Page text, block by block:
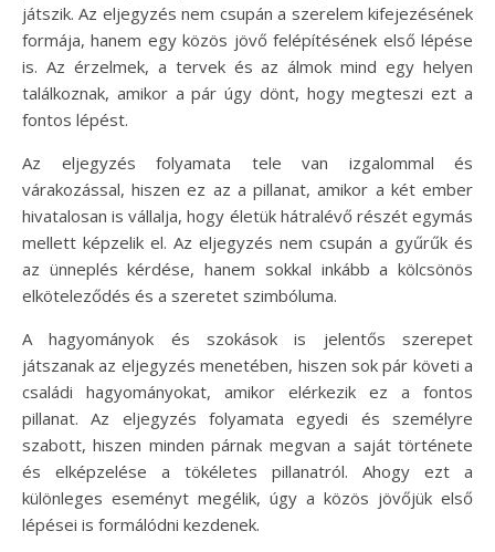
játszik. Az eljegyzés nem csupán a szerelem kifejezésének
formája, hanem egy közös jövő felépítésének első lépése
is. Az érzelmek, a tervek és az álmok mind egy helyen
találkoznak, amikor a pár úgy dönt, hogy megteszi ezt a
fontos lépést.
Az eljegyzés folyamata tele van izgalommal és
várakozással, hiszen ez az a pillanat, amikor a két ember
hivatalosan is vállalja, hogy életük hátralévő részét egymás
mellett képzelik el. Az eljegyzés nem csupán a gyűrűk és
az ünneplés kérdése, hanem sokkal inkább a kölcsönös
elköteleződés és a szeretet szimbóluma.
A hagyományok és szokások is jelentős szerepet
játszanak az eljegyzés menetében, hiszen sok pár követi a
családi hagyományokat, amikor elérkezik ez a fontos
pillanat. Az eljegyzés folyamata egyedi és személyre
szabott, hiszen minden párnak megvan a saját története
és elképzelése a tökéletes pillanatról. Ahogy ezt a
különleges eseményt megélik, úgy a közös jövőjük első
lépései is formálódni kezdenek.